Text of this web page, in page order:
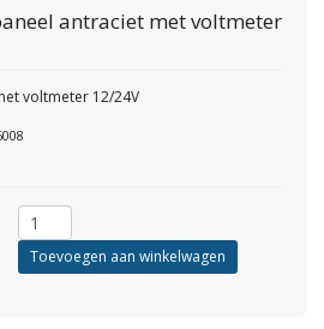
antraciet met voltmeter
voltmeter 12/24V
Toevoegen aan winkelwagen